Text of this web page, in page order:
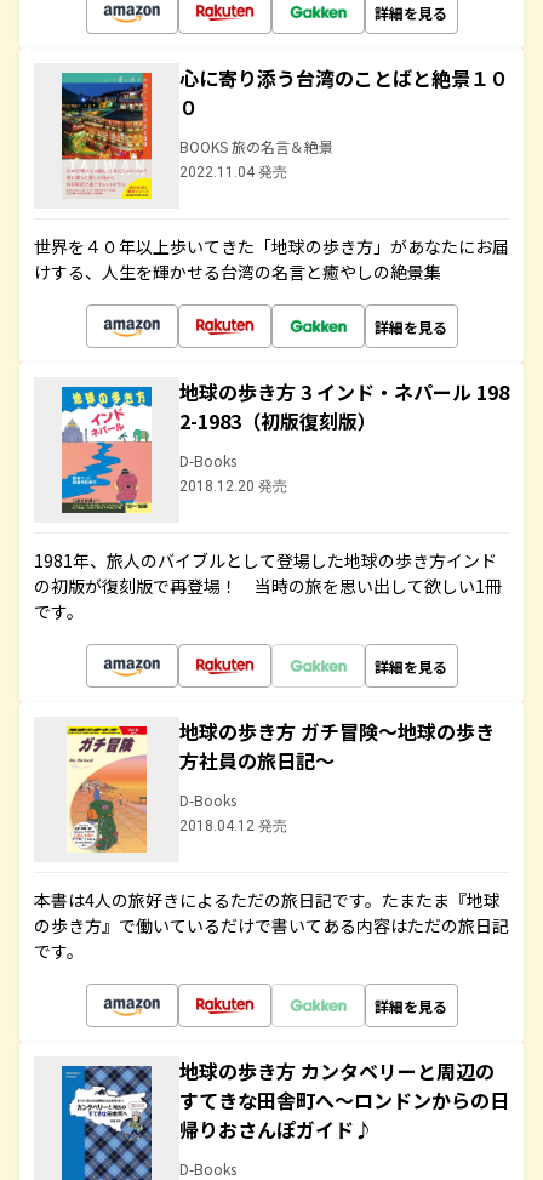
詳細を見る
心に寄り添う台湾のことばと絶景１０
０
BOOKS 旅の名言＆絶景
2022.11.04 発売
世界を４０年以上歩いてきた「地球の歩き方」があなたにお届
けする、人生を輝かせる台湾の名言と癒やしの絶景集
詳細を見る
地球の歩き方 3 インド・ネパール 198
2-1983（初版復刻版）
D-Books
2018.12.20 発売
1981年、旅人のバイブルとして登場した地球の歩き方インド
の初版が復刻版で再登場！ 当時の旅を思い出して欲しい1冊
です。
詳細を見る
地球の歩き方 ガチ冒険～地球の歩き
方社員の旅日記～
D-Books
2018.04.12 発売
本書は4人の旅好きによるただの旅日記です。たまたま『地球
の歩き方』で働いているだけで書いてある内容はただの旅日記
です。
詳細を見る
地球の歩き方 カンタベリーと周辺の
すてきな田舎町へ～ロンドンからの日
帰りおさんぽガイド♪
D-Books